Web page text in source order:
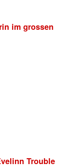
im grossen
Trouble